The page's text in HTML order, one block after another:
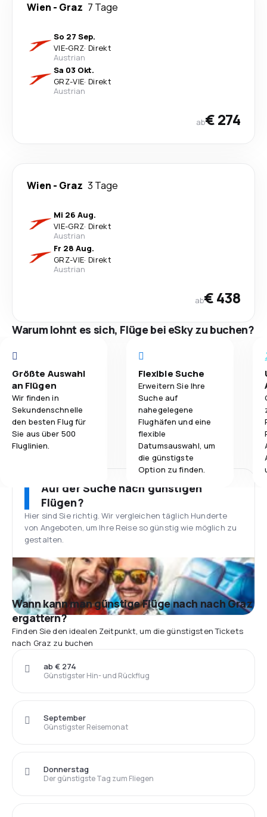
Wien - Graz 7 Tage
So 27 Sep.
VIE-GRZ· Direkt
Austrian
Sa 03 Okt.
GRZ-VIE· Direkt
Austrian
ab€ 274
Wien - Graz 3 Tage
Mi 26 Aug.
VIE-GRZ· Direkt
Austrian
Fr 28 Aug.
GRZ-VIE· Direkt
Austrian
ab€ 438
Warum lohnt es sich, Flüge bei eSky zu buchen?
Größte Auswahl
an Flügen
Wir finden in
Sekundenschnelle
den besten Flug für
Sie aus über 500
Fluglinien.
Flexible Suche
Erweitern Sie Ihre
Suche auf
nahegelegene
Flughäfen und eine
flexible
Datumsauswahl, um
die günstigste
Option zu finden.
Auf der Suche nach günstigen
Flügen?
Hier sind Sie richtig. Wir vergleichen täglich Hunderte
von Angeboten, um Ihre Reise so günstig wie möglich zu
gestalten.
Wann kann man günstige Flüge nach nach Graz
ergattern?
Finden Sie den idealen Zeitpunkt, um die günstigsten Tickets
nach Graz zu buchen
Günstigster Hin- und Rückflug
ab € 274
Günstigster Reisemonat
September
Der günstigste Tag zum Fliegen
Donnerstag